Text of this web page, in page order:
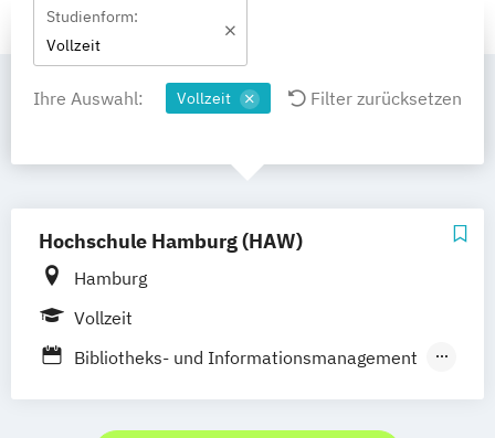
Studienform:
Vollzeit
Ihre Auswahl: Vollzeit Filter zurücksetzen
Hochschule Hamburg (HAW)
Hamburg
Vollzeit
Bibliotheks- und Informationsmanagement